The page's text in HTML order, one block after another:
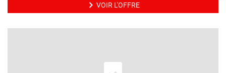
VOIR L'OFFRE